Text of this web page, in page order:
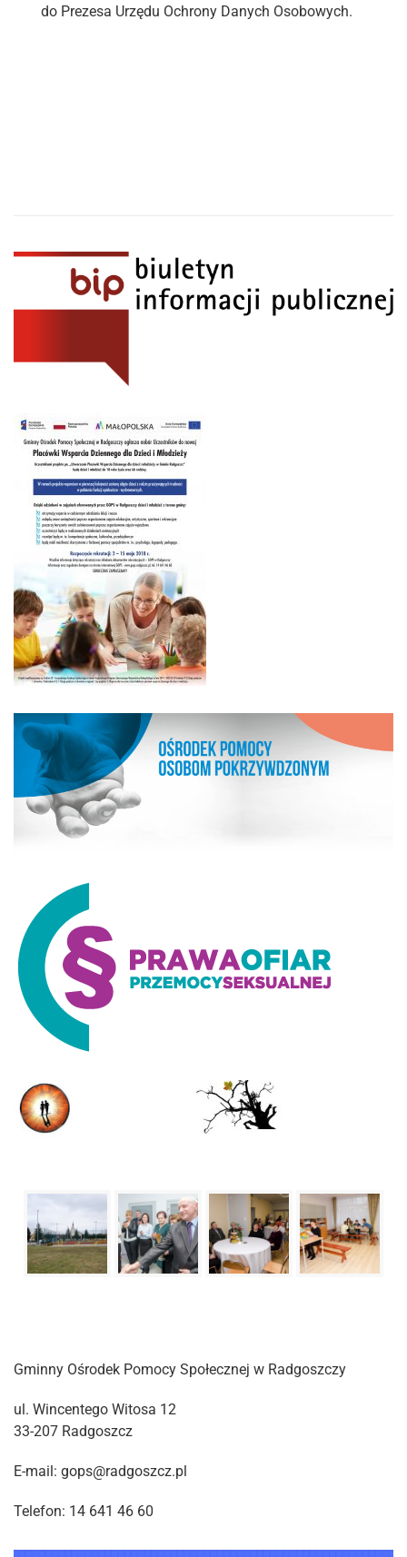
do Prezesa Urzędu Ochrony Danych Osobowych.
Gminny Ośrodek Pomocy Społecznej w Radgoszczy
ul. Wincentego Witosa 12
33-207 Radgoszcz
E-mail: gops@radgoszcz.pl
Telefon: 14 641 46 60